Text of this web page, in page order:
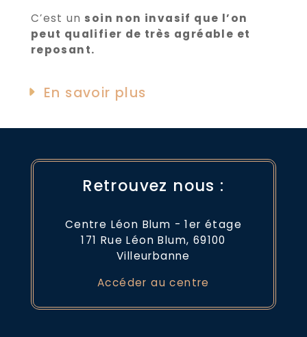
C’est un soin non invasif que l’on
peut qualifier de très agréable et
reposant.
En savoir plus
Retrouvez nous :
Centre Léon Blum - 1er étage
171 Rue Léon Blum, 69100
Villeurbanne
Accéder au centre